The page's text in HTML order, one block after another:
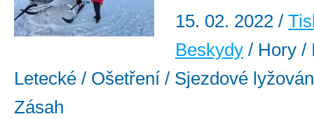
15. 02. 2022 /
Beskydy / Hory /
Letecké / Ošetření / Sjezdové
Zásah